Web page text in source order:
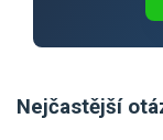
Nejčastější